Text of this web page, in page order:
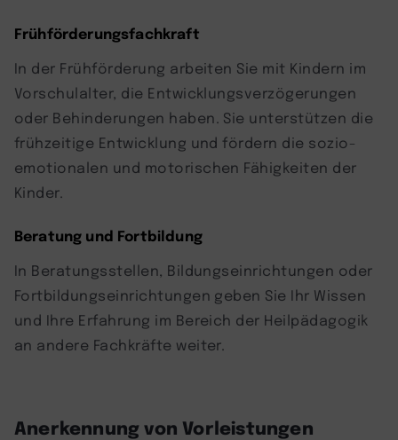
Frühförderungsfachkraft
In der Frühförderung arbeiten Sie mit Kindern im
Vorschulalter, die Entwicklungsverzögerungen
oder Behinderungen haben. Sie unterstützen die
frühzeitige Entwicklung und fördern die sozio-
emotionalen und motorischen Fähigkeiten der
Kinder.
Beratung und Fortbildung
In Beratungsstellen, Bildungseinrichtungen oder
Fortbildungseinrichtungen geben Sie Ihr Wissen
und Ihre Erfahrung im Bereich der Heilpädagogik
an andere Fachkräfte weiter.
Anerkennung von Vorleistungen